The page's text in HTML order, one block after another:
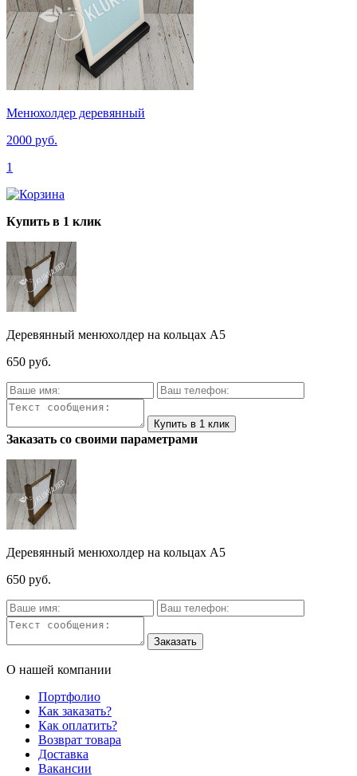
Менюхолдер деревянный
2000 руб.
1
Купить в 1 клик
Деревянный менюхолдер на кольцах А5
650 руб.
Заказать со своими параметрами
Деревянный менюхолдер на кольцах А5
650 руб.
О нашей компании
Портфолио
Как заказать?
Как оплатить?
Возврат товара
Доставка
Вакансии